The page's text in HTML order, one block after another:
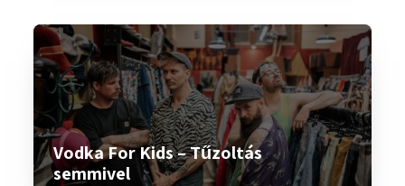
Vodka For Kids – Tűzoltás
semmivel